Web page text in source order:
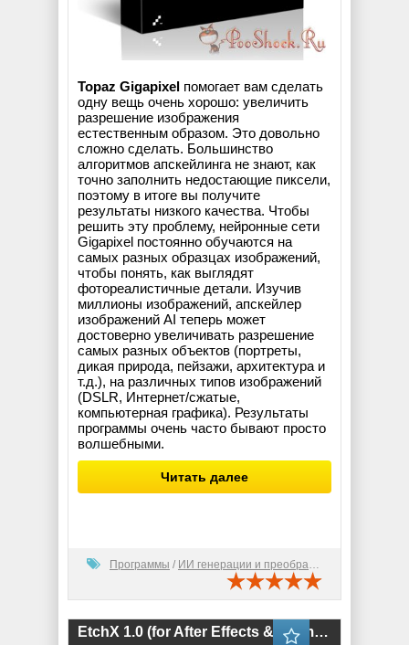
Topaz Gigapixel помогает вам сделать
одну вещь очень хорошо: увеличить
разрешение изображения
естественным образом. Это довольно
сложно сделать. Большинство
алгоритмов апскейлинга не знают, как
точно заполнить недостающие пиксели,
поэтому в итоге вы получите
результаты низкого качества. Чтобы
решить эту проблему, нейронные сети
Gigapixel постоянно обучаются на
самых разных образцах изображений,
чтобы понять, как выглядят
фотореалистичные детали. Изучив
миллионы изображений, апскейлер
изображений AI теперь может
достоверно увеличивать разрешение
самых разных объектов (портреты,
дикая природа, пейзажи, архитектура и
т.д.), на различных типов изображений
(DSLR, Интернет/сжатые,
компьютерная графика). Результаты
программы очень часто бывают просто
волшебными.
Читать далее
Программы / ИИ генерации и преобразования
EtchX 1.0 (for After Effects & Premiere Pro)